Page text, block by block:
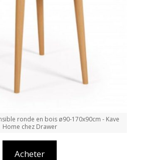
ronde en bois ø90-170x90cm - Kave
Home chez Drawer
Acheter